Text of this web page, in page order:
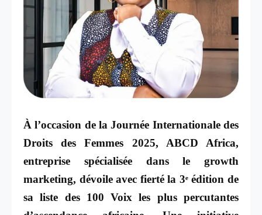
À l’occasion de la Journée Internationale des
Droits des Femmes 2025, ABCD Africa,
entreprise spécialisée dans le growth
marketing, dévoile avec fierté la 3ᵉ édition de
sa liste des 100 Voix les plus percutantes